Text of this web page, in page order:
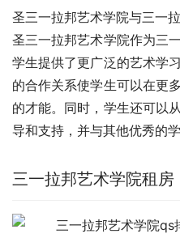
圣三一拉邦艺术学院与三一
圣三一拉邦艺术学院作为三
学生提供了更广泛的艺术学
的合作关系使学生可以在更
的才能。同时，学生还可以
导和支持，并与其他优秀的
三一拉邦艺术学院租房